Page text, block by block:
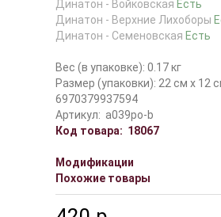
Динатон - Войковская Есть
Динатон - Верхние Лихоборы
Динатон - Семеновская Есть
Вес (в упаковке): 0.17 кг
Размер (упаковки): 22 см x 12
6970379937594
Артикул: a039po-b
Код товара: 18067
Модификации
Похожие товары